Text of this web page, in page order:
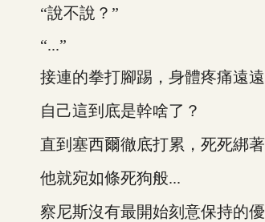
“說不說？”
“...”
接連的拳打腳踢，身體疼痛遠遠
自己這到底是幹啥了？
直到塞西爾徹底打累，死死綁著
他就宛如條死狗般...
察尼斯沒有最開始刻意保持的優